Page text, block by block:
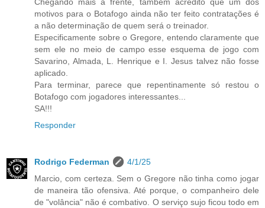
motivos para o Botafogo ainda não ter feito contratações é
a não determinação de quem será o treinador.
Especificamente sobre o Gregore, entendo claramente que
sem ele no meio de campo esse esquema de jogo com
Savarino, Almada, L. Henrique e I. Jesus talvez não fosse
aplicado.
Para terminar, parece que repentinamente só restou o
Botafogo com jogadores interessantes...
SA!!!
Responder
Rodrigo Federman
4/1/25
Marcio, com certeza. Sem o Gregore não tinha como jogar
de maneira tão ofensiva. Até porque, o companheiro dele
de "volância" não é combativo. O serviço sujo ficou todo em